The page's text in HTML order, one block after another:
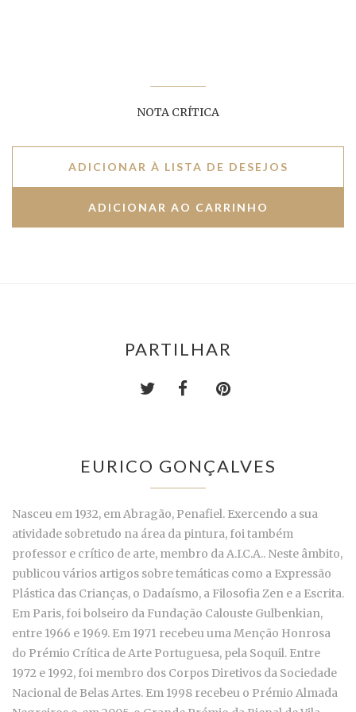
NOTA CRÍTICA
ADICIONAR À LISTA DE DESEJOS
PARTILHAR
EURICO GONÇALVES
Nasceu em 1932, em Abragão, Penafiel. Exercendo a sua
atividade sobretudo na área da pintura, foi também
professor e crítico de arte, membro da A.I.C.A.. Neste âmbito,
publicou vários artigos sobre temáticas como a Expressão
Plástica das Crianças, o Dadaísmo, a Filosofia Zen e a Escrita.
Em Paris, foi bolseiro da Fundação Calouste Gulbenkian,
entre 1966 e 1969. Em 1971 recebeu uma Menção Honrosa
do Prémio Crítica de Arte Portuguesa, pela Soquil. Entre
1972 e 1992, foi membro dos Corpos Diretivos da Sociedade
Nacional de Belas Artes. Em 1998 recebeu o Prémio Almada